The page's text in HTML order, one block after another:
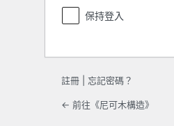
保持登入
註冊 忘記密碼？
← 前往《尼可木構造》